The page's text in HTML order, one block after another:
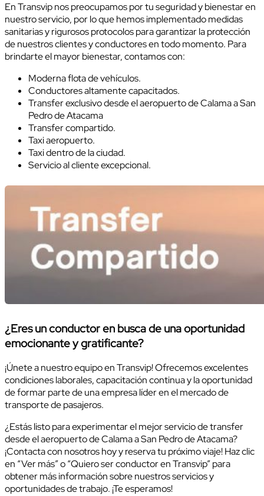
En Transvip nos preocupamos por tu seguridad y bienestar en
nuestro servicio, por lo que hemos implementado medidas
sanitarias y rigurosos protocolos para garantizar la protección
de nuestros clientes y conductores en todo momento. Para
brindarte el mayor bienestar, contamos con:
Moderna flota de vehículos.
Conductores altamente capacitados.
Transfer exclusivo desde el aeropuerto de Calama a San
Pedro de Atacama
Transfer compartido.
Taxi aeropuerto.
Taxi dentro de la ciudad.
Servicio al cliente excepcional.
¿Eres un conductor en busca de una oportunidad
emocionante y gratificante?
¡Únete a nuestro equipo en Transvip! Ofrecemos excelentes
condiciones laborales, capacitación continua y la oportunidad
de formar parte de una empresa líder en el mercado de
transporte de pasajeros.
¿Estás listo para experimentar el mejor servicio de transfer
desde el aeropuerto de Calama a San Pedro de Atacama?
¡Contacta con nosotros hoy y reserva tu próximo viaje! Haz clic
en “Ver más” o “Quiero ser conductor en Transvip” para
obtener más información sobre nuestros servicios y
oportunidades de trabajo. ¡Te esperamos!